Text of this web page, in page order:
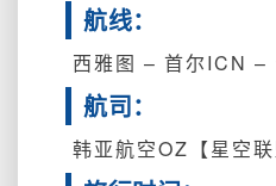
航线：
西雅图 – 首尔ICN –
航司：
韩亚航空OZ【星空联